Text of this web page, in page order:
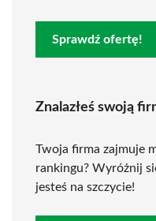
Sprawdź ofertę!
Znalazłeś swoją
Twoja firma zajmuje
rankingu? Wyróżnij
jesteś na szczycie!